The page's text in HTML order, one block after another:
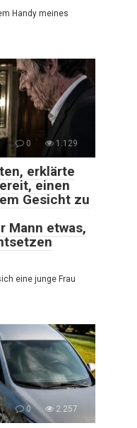
Handy meines
0 1.129
erklärte
einen
Gesicht zu
Mann etwas,
eine junge Frau
0 2.257